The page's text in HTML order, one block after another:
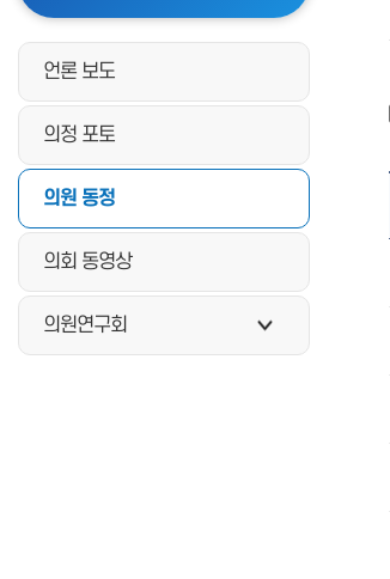
언론 보도
의정 포토
의원 동정
의회 동영상
의원연구회